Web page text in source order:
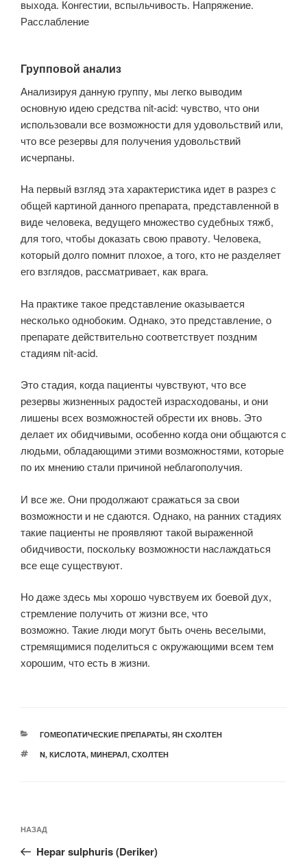
выхода. Конгестии, вспыльчивость. Напряжение.
Расслабление
Групповой анализ
Анализируя данную группу, мы легко выводим
основную идею средства nit-acid: чувство, что они
использовали все возможности для удовольствий или,
что все резервы для получения удовольствий
исчерпаны.
На первый взгляд эта характеристика идет в разрез с
общей картиной данного препарата, представленной в
виде человека, ведущего множество судебных тяжб,
для того, чтобы доказать свою правоту. Человека,
который долго помнит плохое, а того, кто не разделяет
его взглядов, рассматривает, как врага.
На практике такое представление оказывается
несколько однобоким. Однако, это представление, о
препарате действительно соответствует поздним
стадиям nit-acid.
Это стадия, когда пациенты чувствуют, что все
резервы жизненных радостей израсходованы, и они
лишены всех возможностей обрести их вновь. Это
делает их обидчивыми, особенно когда они общаются с
людьми, обладающими этими возможностями, которые
по их мнению стали причиной неблагополучия.
И все же. Они продолжают сражаться за свои
возможности и не сдаются. Однако, на ранних стадиях
такие пациенты не проявляют такой выраженной
обидчивости, поскольку возможности наслаждаться
все еще существуют.
Но даже здесь мы хорошо чувствуем их боевой дух,
стремление получить от жизни все, что
возможно. Такие люди могут быть очень веселыми,
стремящимися поделиться с окружающими всем тем
хорошим, что есть в жизни.
РУБРИКИ
ГОМЕОПАТИЧЕСКИЕ ПРЕПАРАТЫ, ЯН СХОЛТЕН
МЕТКИ
N, КИСЛОТА, МИНЕРАЛ, СХОЛТЕН
по
записям
Предыдущая
запись:
НАЗАД
Hepar sulphuris (Deriker)